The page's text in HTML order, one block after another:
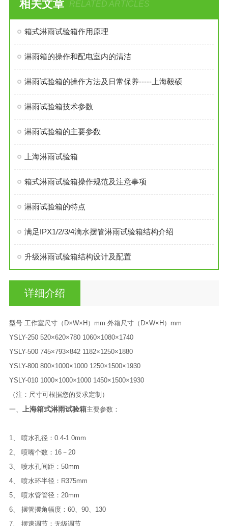
相关文章 RELATED ARTICLES
箱式淋雨试验箱作用原理
淋雨箱的操作和配电室内的清洁
淋雨试验箱的操作方法及日常保养-----上海毅硕
淋雨试验箱技术参数
淋雨试验箱的主要参数
上海淋雨试验箱
箱式淋雨试验箱操作规范及注意事项
淋雨试验箱的特点
满足IPX1/2/3/4滴水摆管淋雨试验箱结构介绍
升级淋雨试验箱结构设计及配置
详细介绍
型号 工作室尺寸（D×W×H）mm 外箱尺寸（D×W×H）mm
YSLY-250 520×620×780 1060×1080×1740
YSLY-500 745×793×842 1182×1250×1880
YSLY-800 800×1000×1000 1250×1500×1930
YSLY-010 1000×1000×1000 1450×1500×1930
（注：尺寸可根据您的要求定制）
一、
上海箱式淋雨试验箱主要参数：
1、 喷水孔径：0.4-1.0mm
2、 喷嘴个数：16－20
3、 喷水孔间距：50mm
4、 喷水环半径：R375mm
5、 喷水管管径：20mm
6、 摆管摆角幅度：60、90、130
7、 摆速调节：无级调节